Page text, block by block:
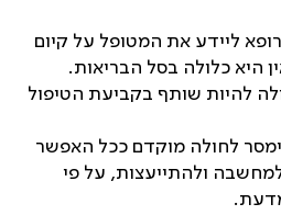
ליידע את המטופל על קיום
היא כלולה בסל הבריאות.
להיות שותף בקביעת הטיפול
לחולה מוקדם ככל האפשר
ולהתייעצות, על פי